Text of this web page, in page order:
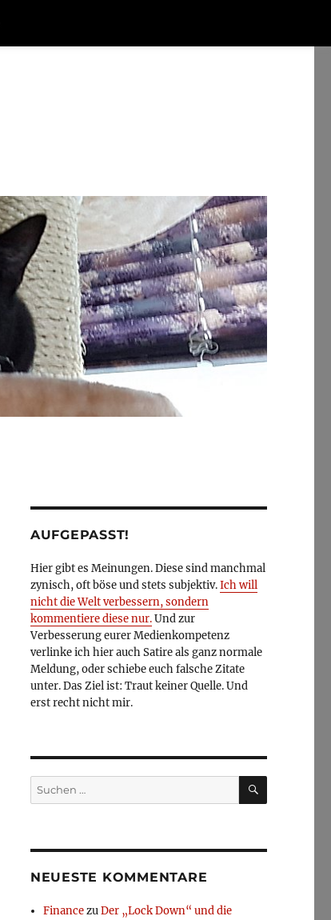
AUFGEPASST!
Hier gibt es Meinungen. Diese sind manchmal
zynisch, oft böse und stets subjektiv.Ich will
nicht die Welt verbessern, sondern
kommentiere diese nur.Und zur
Verbesserung eurer Medienkompetenz
verlinke ich hier auch Satire als ganz normale
Meldung, oder schiebe euch falsche Zitate
unter. Das Ziel ist: Traut keiner Quelle. Und
erst recht nicht mir.
Suchen
nach:
SUCHEN
NEUESTE KOMMENTARE
FinancezuDer „Lock Down“ und die